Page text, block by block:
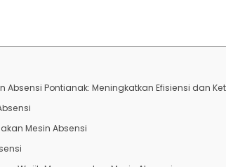
Absensi Pontianak: Meningkatkan Efisiensi dan
Mesin Absensi